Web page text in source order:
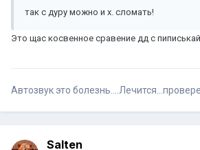
так с дуру можно и х. сломать!
Это щас косвенное сравение дд с
Автозвук это
Salten